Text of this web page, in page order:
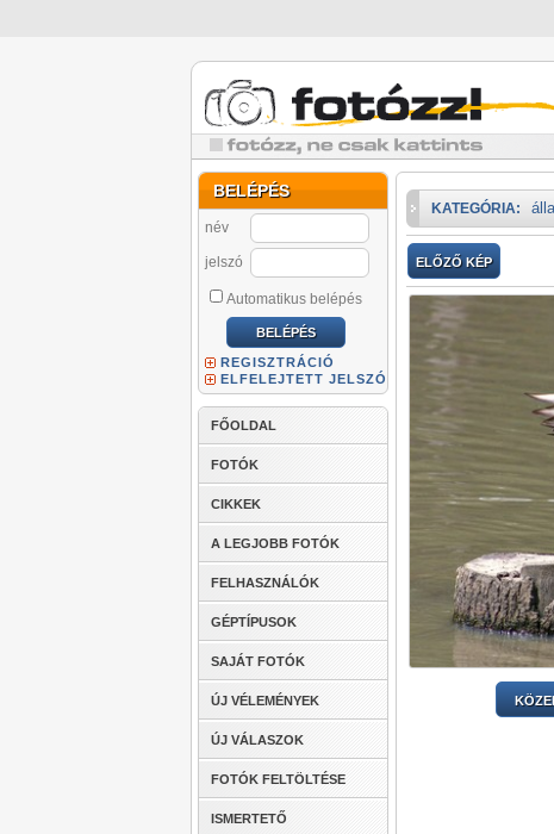
BELÉPÉS
név
jelszó
Automatikus belépés
REGISZTRÁCIÓ
ELFELEJTETT JELSZÓ
FŐOLDAL
FOTÓK
CIKKEK
A LEGJOBB FOTÓK
FELHASZNÁLÓK
GÉPTÍPUSOK
SAJÁT FOTÓK
ÚJ VÉLEMÉNYEK
ÚJ VÁLASZOK
FOTÓK FELTÖLTÉSE
ISMERTETŐ
KATEGÓRIA:
ELŐZŐ KÉP